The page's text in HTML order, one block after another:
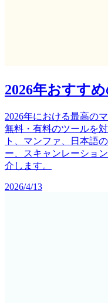
2026年おすす
2026年における最高の
無料・有料のツールを
ト、マンファ、日本語
ー、スキャンレーショ
介します。
2026/4/13